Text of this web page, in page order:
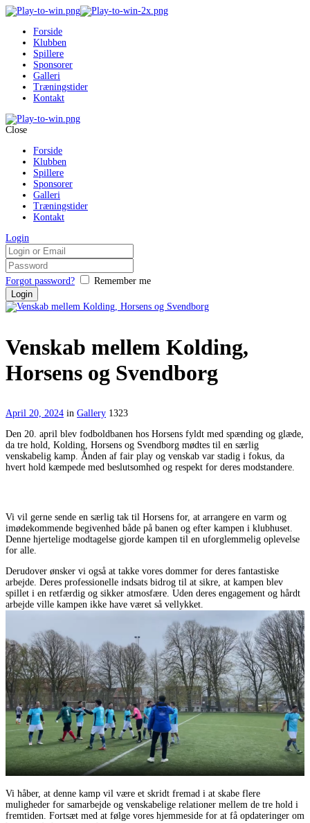
Forside
Klubben
Spillere
Sponsorer
Galleri
Træningstider
Kontakt
Close
Forside
Klubben
Spillere
Sponsorer
Galleri
Træningstider
Kontakt
Login
Forgot password? Remember me
Venskab mellem Kolding,
Horsens og Svendborg
April 20, 2024 in Gallery 1323
Den 20. april blev fodboldbanen hos Horsens fyldt med spænding og glæde,
da tre hold, Kolding, Horsens og Svendborg mødtes til en særlig
venskabelig kamp. Ånden af fair play og venskab var stadig i fokus, da
hvert hold kæmpede med beslutsomhed og respekt for deres modstandere.
Vi vil gerne sende en særlig tak til Horsens for, at arrangere en varm og
imødekommende begivenhed både på banen og efter kampen i klubhuset.
Denne hjertelige modtagelse gjorde kampen til en uforglemmelig oplevelse
for alle.
Derudover ønsker vi også at takke vores dommer for deres fantastiske
arbejde. Deres professionelle indsats bidrog til at sikre, at kampen blev
spillet i en retfærdig og sikker atmosfære. Uden deres engagement og hårdt
arbejde ville kampen ikke have været så vellykket.
Vi håber, at denne kamp vil være et skridt fremad i at skabe flere
muligheder for samarbejde og venskabelige relationer mellem de tre hold i
fremtiden. Fortsæt med at følge vores hjemmeside for at få opdateringer om